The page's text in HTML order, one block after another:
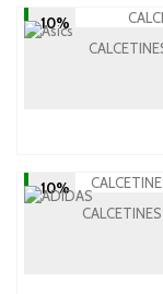
-10%
-10%